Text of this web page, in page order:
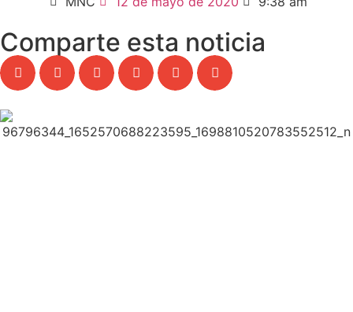
Comparte esta noticia